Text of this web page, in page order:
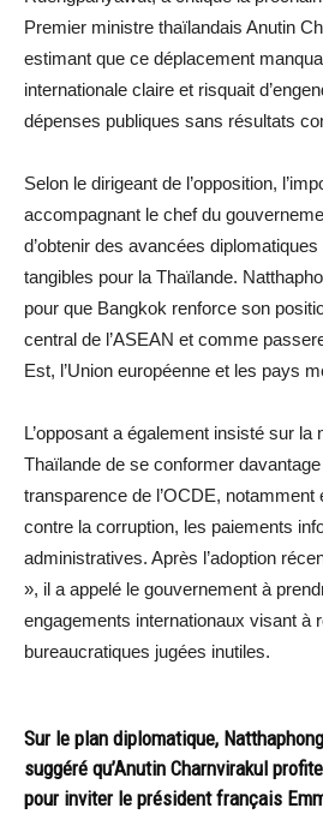
Premier ministre thaïlandais Anutin
estimant que ce déplacement
internationale claire et risquait
dépenses publiques sans résultats
Selon le dirigeant de l’opposition,
accompagnant le chef du
d’obtenir des avancées
tangibles pour la Thaïlande.
pour que Bangkok renforce son
central de l’ASEAN et comme
Est, l’Union européenne et les pays
L’opposant a également insisté sur la
Thaïlande de se conformer
transparence de l’OCDE,
contre la corruption, les paiements
administratives. Après l’adoption
», il a appelé le gouvernement à
engagements internationaux visant à
bureaucratiques jugées inutiles.
Sur le plan diplomatique,
suggéré qu’Anutin Charnvirakul
pour inviter le président français